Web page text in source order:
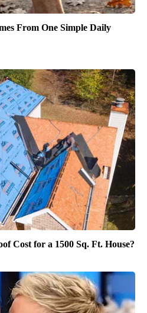
From One Simple Daily
Cost for a 1500 Sq. Ft. House?